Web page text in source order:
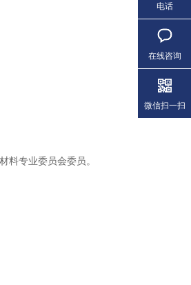
专业委员会委员。
电话
在线咨询
微信扫一扫